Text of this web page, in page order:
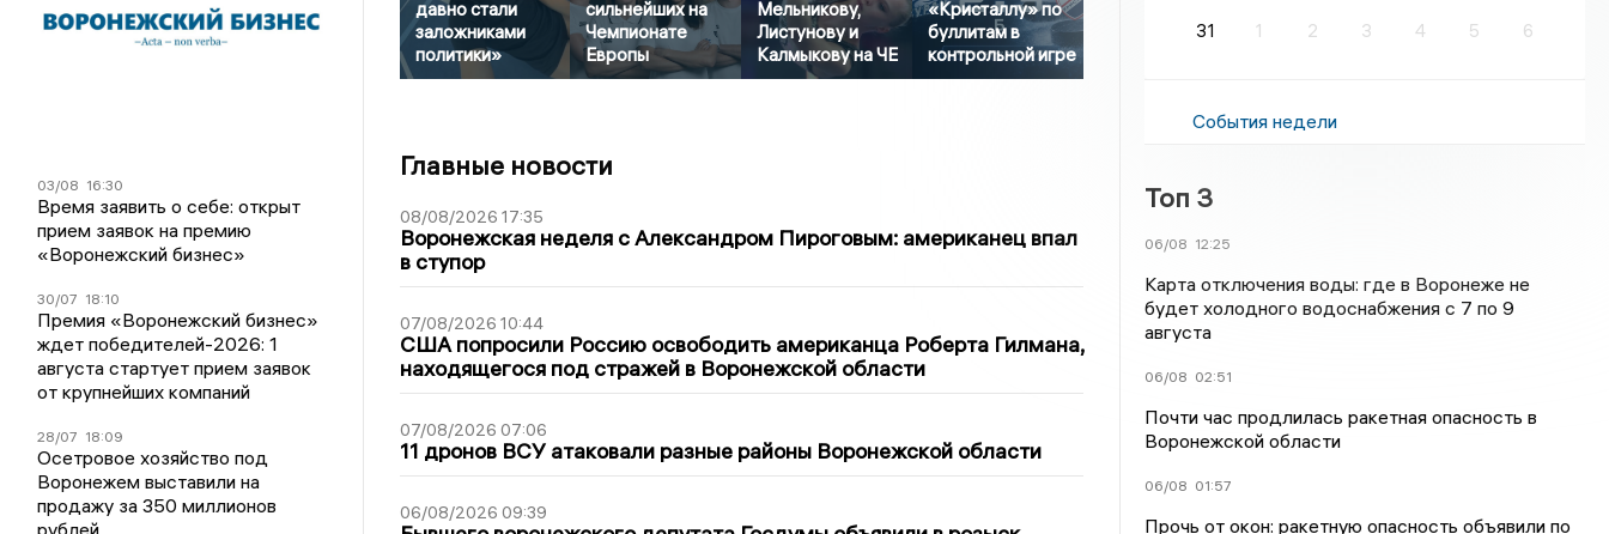
03/08 16:30
Время заявить о себе: открыт
прием заявок на премию
«Воронежский бизнес»
30/07 18:10
Премия «Воронежский бизнес»
ждет победителей-2026: 1
августа стартует прием заявок
от крупнейших компаний
28/07 18:09
Осетровое хозяйство под
Воронежем выставили на
продажу за 350 миллионов
рублей
давно стали
заложниками
политики»
сильнейших на
Чемпионате
Европы
Мельникову,
Листунову и
Калмыкову на ЧЕ
«Кристаллу» по
буллитам в
контрольной игре
Главные новости
08/08/2026 17:35
Воронежская неделя с Александром Пироговым: американец впал
в ступор
07/08/2026 10:44
США попросили Россию освободить американца Роберта Гилмана,
находящегося под стражей в Воронежской области
07/08/2026 07:06
11 дронов ВСУ атаковали разные районы Воронежской области
06/08/2026 09:39
31
1 2 3 4 5 6
События недели
Топ 3
06/08 12:25
Карта отключения воды: где в Воронеже не
будет холодного водоснабжения с 7 по 9
августа
06/08 02:51
Почти час продлилась ракетная опасность в
Воронежской области
06/08 01:57
Прочь от окон: ракетную опасность объявили по